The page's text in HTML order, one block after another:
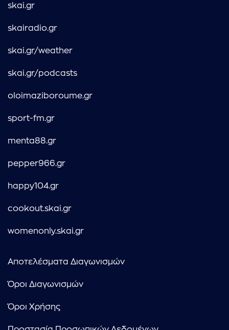
skai.gr
skairadio.gr
skai.gr/weather
skai.gr/podcasts
oloimaziboroume.gr
sport-fm.gr
menta88.gr
pepper966.gr
happy104.gr
cookout.skai.gr
womenonly.skai.gr
Αποτελέσματα Διαγωνισμών
Όροι Διαγωνισμών
Όροι Χρήσης